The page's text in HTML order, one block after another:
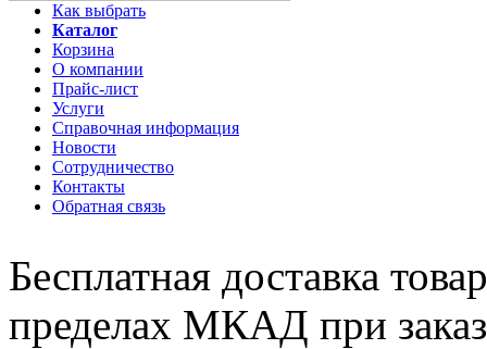
Как выбрать
Каталог
Корзина
О компании
Прайс-лист
Услуги
Справочная информация
Новости
Сотрудничество
Контакты
Обратная связь
Бесплатная доставка
пределах МКАД при